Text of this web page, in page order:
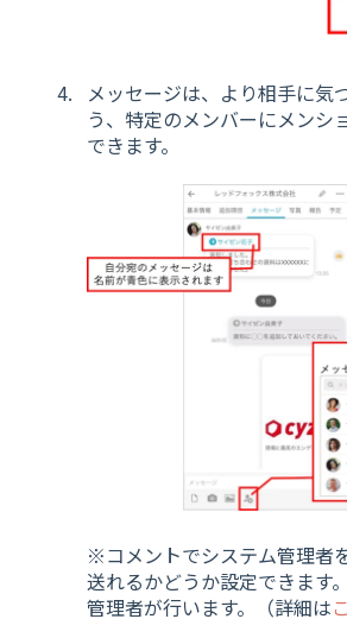
メッセージは、より相手に気
う、特定のメンバーにメンシ
できます。
※コメントでシステム管理者
送れるかどうか設定できます
管理者が行います。（詳細は